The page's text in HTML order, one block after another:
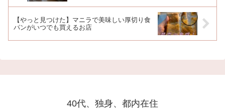
【やっと見つけた】マニラで美味しい厚切り食
パンがいつでも買えるお店
40代、独身、都内在住